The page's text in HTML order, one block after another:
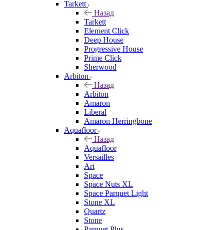
Tarkett
Назад
Tarkett
Element Click
Deep House
Progressive House
Prime Click
Sherwood
Arbiton
Назад
Arbiton
Amaron
Liberal
Amaron Herringbone
Aquafloor
Назад
Aquafloor
Versailles
Art
Space
Space Nuts XL
Space Parquet Light
Stone XL
Quartz
Stone